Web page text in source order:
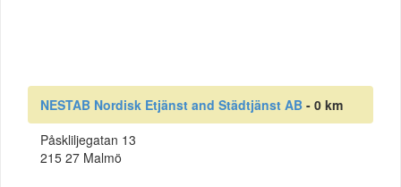
NESTAB Nordisk Etjänst and Städtjänst AB - 0 km
Påskliljegatan 13
215 27 Malmö